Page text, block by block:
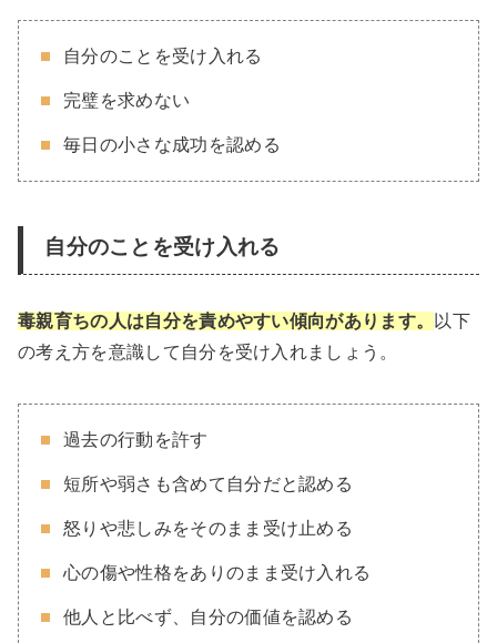
自分のことを受け入れる
完璧を求めない
毎日の小さな成功を認める
自分のことを受け入れる
毒親育ちの人は自分を責めやすい傾向があります。
以下
の考え方を意識して自分を受け入れましょう。
過去の行動を許す
短所や弱さも含めて自分だと認める
怒りや悲しみをそのまま受け止める
心の傷や性格をありのまま受け入れる
他人と比べず、自分の価値を認める